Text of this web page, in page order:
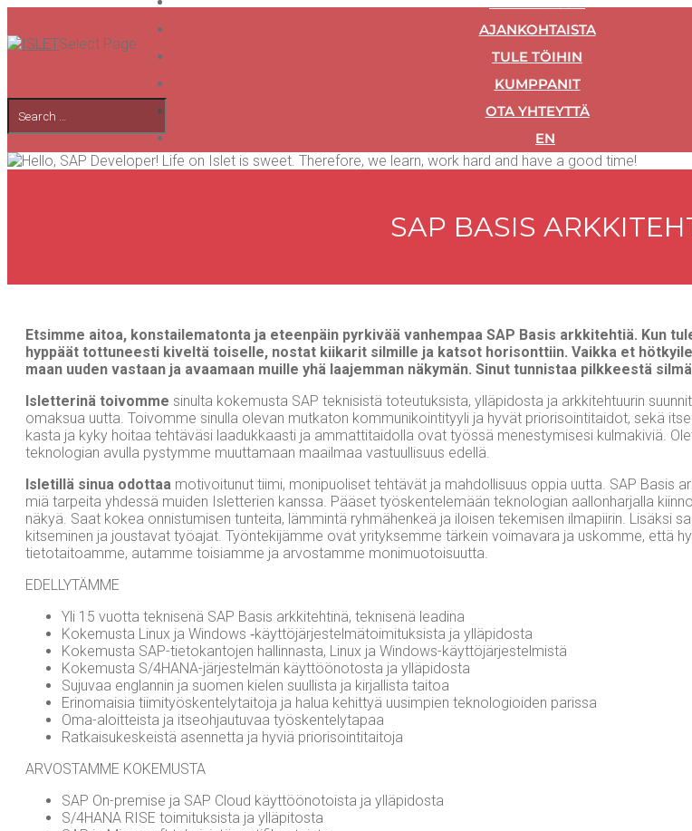
AJAN­KOH­TAIS­TA
TULE TÖI­HIN
KUMP­PA­NIT
OTA YHTEYT­TÄ
EN
Select Page
SAP BASIS
Etsim­me aitoa, kons­tai­le­ma­ton­ta ja eteen­päin pyr­ki­vää van­hem­paa SAP Basis ark­ki­teh­tiä. Kun
hyp­päät tot­tu­nees­ti kivel­tä toi­sel­le, nos­tat kii­ka­rit sil­mil­le ja kat­sot hori­sont­tiin. Vaik­ka et
maan uuden vas­taan ja avaa­maan muil­le yhä laa­jem­man näky­män. Sinut tun­nis­taa pilk­kees­tä
Islet­te­ri­nä toi­vom­me sinul­ta koke­mus­ta SAP tek­ni­sis­tä toteu­tuk­sis­ta, yllä­pi­dos­ta ja ark­ki­teh­tuu­rin
omak­sua uut­ta. Toi­vom­me sinul­la ole­van mut­ka­ton kom­mu­ni­koin­ti­tyy­li ja hyvät prio­ri­soin­ti­tai­dot, sekä
kas­ta ja kyky hoi­taa teh­tä­vä­si laa­duk­kaas­ti ja ammat­ti­tai­dol­la ovat työs­sä menes­ty­mi­se­si kul­ma­ki­viä.
tek­no­lo­gian avul­la pys­tym­me muut­ta­maan maa­il­maa vas­tuul­li­suus edellä.
Isle­til­lä sinua odot­taa moti­voi­tu­nut tii­mi, moni­puo­li­set teh­tä­vät ja mah­dol­li­suus oppia uut­ta. SAP Basis
miä tar­pei­ta yhdes­sä mui­den Islet­te­rien kans­sa. Pää­set työs­ken­te­le­mään tek­no­lo­gian aal­lon­har­jal­la
näkyä. Saat kokea onnis­tu­mi­sen tun­tei­ta, läm­min­tä ryh­mä­hen­keä ja iloi­sen teke­mi­sen ilma­pii­rin. Lisäk­si
kit­se­mi­nen ja jous­ta­vat työ­ajat. Työn­te­ki­jäm­me ovat yri­tyk­sem­me tär­kein voi­ma­va­ra ja uskom­me, että
tie­to­tai­toam­me, autam­me toi­siam­me ja arvos­tam­me moni­muo­toi­suut­ta.
EDEL­LY­TÄM­ME
Yli 15 vuot­ta tek­ni­se­nä SAP Basis ark­ki­teh­ti­nä, tek­ni­se­nä leadina
Koke­mus­ta Linux ja Win­dows ‑käyt­tö­jär­jes­tel­mä­toi­mi­tuk­sis­ta ja ylläpidosta
Koke­mus­ta SAP-tie­to­kan­to­jen hal­lin­nas­ta, Linux ja Windows-käyttöjärjestelmistä
Koke­mus­ta S/4­HA­NA-jär­jes­tel­män käyt­töö­no­tos­ta ja ylläpidosta
Suju­vaa englan­nin ja suo­men kie­len suul­lis­ta ja kir­jal­lis­ta taitoa
Erin­omai­sia tii­mi­työs­ken­te­ly­tai­to­ja ja halua kehit­tyä uusim­pien tek­no­lo­gioi­den parissa
Oma-aloit­teis­ta ja itseoh­jau­tu­vaa työskentelytapaa
Rat­kai­su­kes­keis­tä asen­net­ta ja hyviä priorisointitaitoja
ARVOS­TAM­ME KOKEMUSTA
SAP On-pre­mi­se ja SAP Cloud käyt­töö­no­tois­ta ja ylläpidosta
S/4HANA RISE toi­mi­tuk­sis­ta ja ylläpitosta